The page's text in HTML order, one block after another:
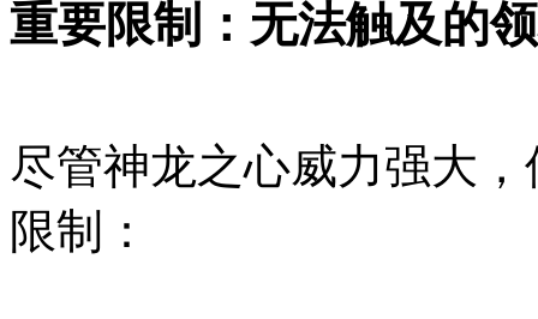
重要限制：无法触及的
尽管神龙之心威力强大
限制：